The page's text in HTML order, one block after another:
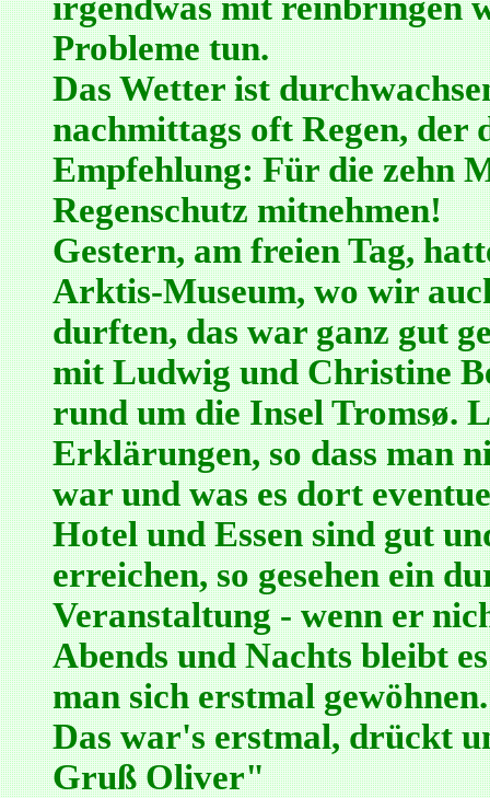
Probleme tun.
Das Wetter ist
nachmittags oft Regen, der
Empfehlung: Für die zehn
Regenschutz mitnehmen!
Gestern, am freien Tag,
Arktis-Museum, wo wir
durften, das war ganz gut
mit Ludwig und Christine
rund um die Insel Tromsø.
Erklärungen, so dass man
war und was es dort
Hotel und Essen sind gut
erreichen, so gesehen ein
Veranstaltung - wenn er
Abends und Nachts bleibt
man sich erstmal
Das war's erstmal, drückt
Gruß Oliver"